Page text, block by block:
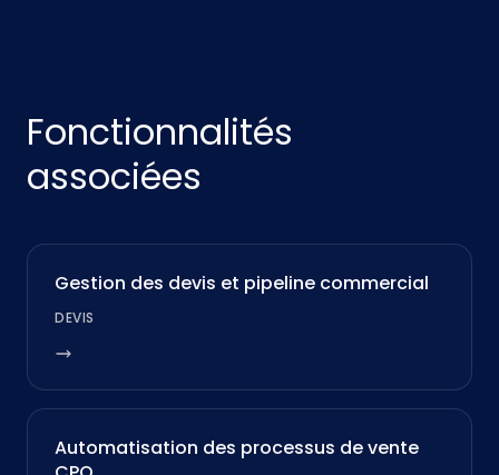
Fonctionnalités
associées
Gestion des devis et pipeline commercial
DEVIS
Automatisation des processus de vente